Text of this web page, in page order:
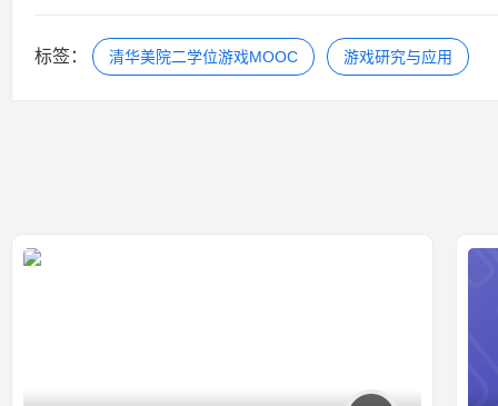
标签： 清华美院二学位游戏MOOC 游戏研究与应用